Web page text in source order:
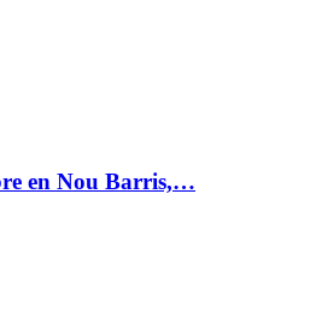
en Nou Barris,…